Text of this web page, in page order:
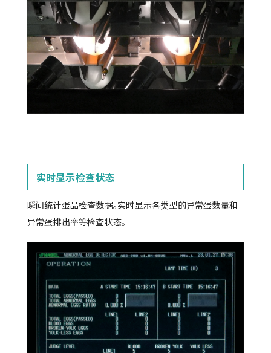
实时显示检查状态
瞬间统计蛋品检查数据。实时显示各类型的异常蛋数量和
异常蛋排出率等检查状态。